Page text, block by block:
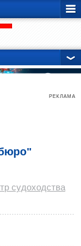
РЕКЛАМА
судоходства